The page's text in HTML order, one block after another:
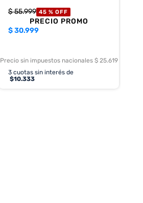
$55.999 45 % OFF
PRECIO PROMO
$30.999
Precio sin impuestos nacionales $ 25.619
3cuotas sin interés de
$10.333